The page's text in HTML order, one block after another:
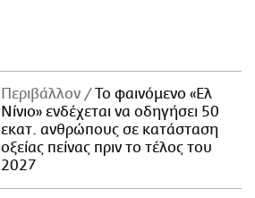
Περιβάλλον
Το φαινόμενο «Ελ
Νίνιο» ενδέχεται να οδηγήσει 50
εκατ. ανθρώπους σε κατάσταση
οξείας πείνας πριν το τέλος του
2027